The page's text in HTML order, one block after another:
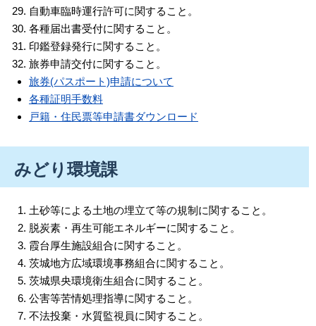
自動車臨時運行許可に関すること。
各種届出書受付に関すること。
印鑑登録発行に関すること。
旅券申請交付に関すること。
旅券(パスポート)申請について
各種証明手数料
戸籍・住民票等申請書ダウンロード
みどり環境課
土砂等による土地の埋立て等の規制に関すること。
脱炭素・再生可能エネルギーに関すること。
霞台厚生施設組合に関すること。
茨城地方広域環境事務組合に関すること。
茨城県央環境衛生組合に関すること。
公害等苦情処理指導に関すること。
不法投棄・水質監視員に関すること。